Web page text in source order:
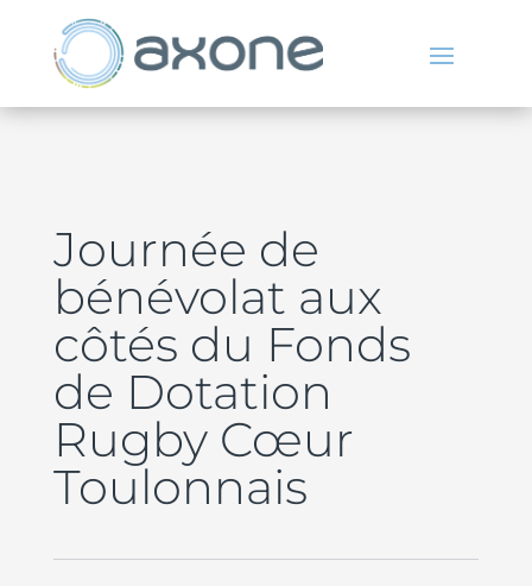
Journée de
bénévolat aux
côtés du Fonds
de Dotation
Rugby Cœur
Toulonnais